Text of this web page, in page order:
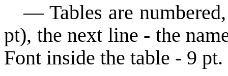
—Tables are
pt), the next line - the
Font inside the table - 9 pt.